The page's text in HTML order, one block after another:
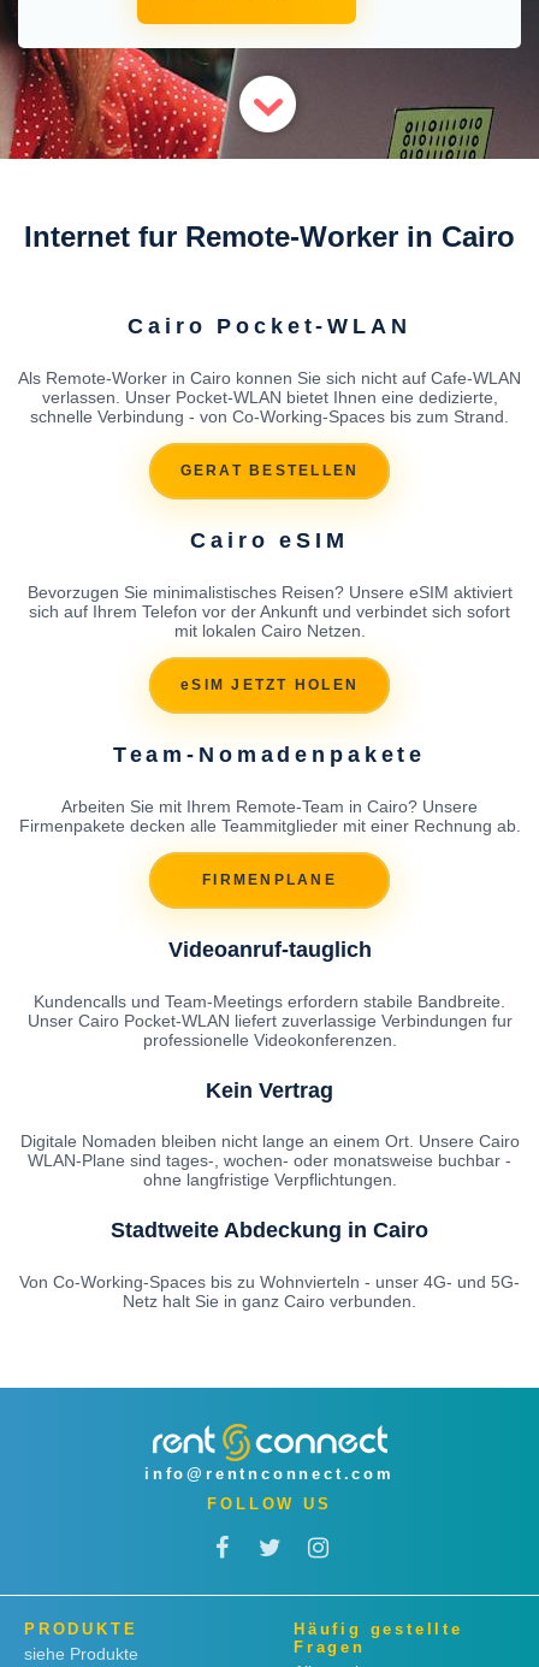
Internet fur Remote-Worker in Cairo
Cairo Pocket-WLAN
Als Remote-Worker in Cairo konnen Sie sich nicht auf Cafe-WLAN
verlassen. Unser Pocket-WLAN bietet Ihnen eine dedizierte,
schnelle Verbindung - von Co-Working-Spaces bis zum Strand.
GERAT BESTELLEN
Cairo eSIM
Bevorzugen Sie minimalistisches Reisen? Unsere eSIM aktiviert
sich auf Ihrem Telefon vor der Ankunft und verbindet sich sofort
mit lokalen Cairo Netzen.
eSIM JETZT HOLEN
Team-Nomadenpakete
Arbeiten Sie mit Ihrem Remote-Team in Cairo? Unsere
Firmenpakete decken alle Teammitglieder mit einer Rechnung ab.
FIRMENPLANE
Videoanruf-tauglich
Kundencalls und Team-Meetings erfordern stabile Bandbreite.
Unser Cairo Pocket-WLAN liefert zuverlassige Verbindungen fur
professionelle Videokonferenzen.
Kein Vertrag
Digitale Nomaden bleiben nicht lange an einem Ort. Unsere Cairo
WLAN-Plane sind tages-, wochen- oder monatsweise buchbar -
ohne langfristige Verpflichtungen.
Stadtweite Abdeckung in Cairo
Von Co-Working-Spaces bis zu Wohnvierteln - unser 4G- und 5G-
Netz halt Sie in ganz Cairo verbunden.
info@rentnconnect.com
FOLLOW US
PRODUKTE
siehe Produkte
Häufig gestellte
Fragen